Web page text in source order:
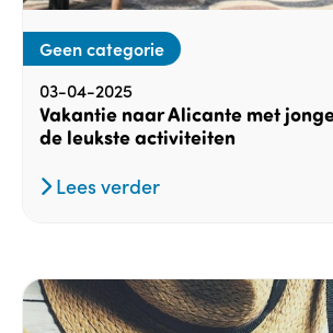
Geen categorie
03-04-2025
Vakantie naar Alicante met
de leukste activiteiten
Lees verder